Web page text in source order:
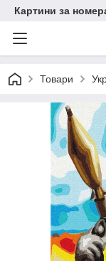
Картини за
Товари